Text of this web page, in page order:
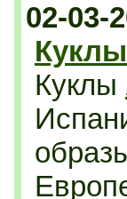
02-03-
Куклы